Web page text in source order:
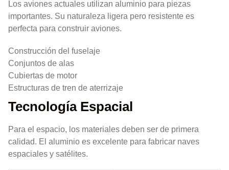
Los aviones actuales utilizan aluminio para piezas
importantes. Su naturaleza ligera pero resistente es
perfecta para construir aviones.
Construcción del fuselaje
Conjuntos de alas
Cubiertas de motor
Estructuras de tren de aterrizaje
Tecnología Espacial
Para el espacio, los materiales deben ser de primera
calidad. El aluminio es excelente para fabricar naves
espaciales y satélites.